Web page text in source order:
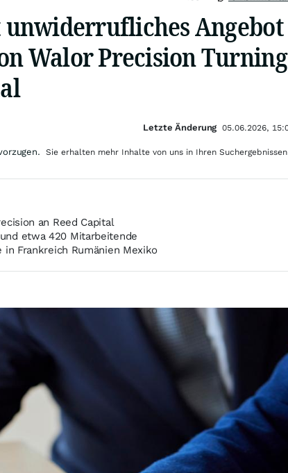
Angebot
Walor Precision Turning
an Reed Capital
etwa 420 Mitarbeitende
Frankreich Rumänien Mexiko
Letzte Änderung 05.06.2026,
Sie erhalten mehr Inhalte von uns in Ihren Suchergebnissen